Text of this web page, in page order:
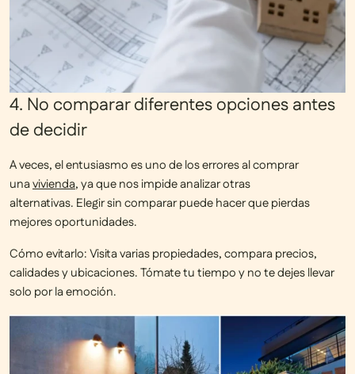
4. No comparar diferentes opciones antes
de decidir
A veces, el entusiasmo es uno de los errores al comprar
unavivienda, ya que nos impide analizar otras
alternativas. Elegir sin comparar puede hacer que pierdas
mejores oportunidades.
Cómo evitarlo:Visita varias propiedades, compara precios,
calidades y ubicaciones. Tómate tu tiempo yno te dejes llevar
solo por la emoción.